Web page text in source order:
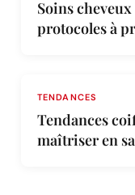
Soins
protocoles à
TENDANCES
Tendances
maîtriser en